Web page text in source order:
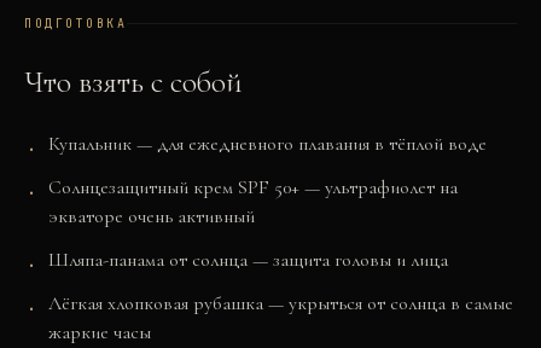
ПОДГОТОВКА
Что взять с собой
Купальник — для ежедневного плавания в тёплой воде
Солнцезащитный крем SPF 50+ — ультрафиолет на
экваторе очень активный
Шляпа-панама от солнца — защита головы и лица
Лёгкая хлопковая рубашка — укрыться от солнца в самые
жаркие часы